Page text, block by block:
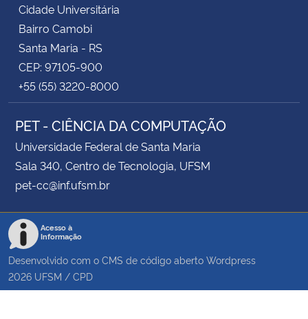
Cidade Universitária
Bairro Camobi
Santa Maria - RS
CEP: 97105-900
+55 (55) 3220-8000
PET - CIÊNCIA DA COMPUTAÇÃO
Universidade Federal de Santa Maria
Sala 340, Centro de Tecnologia, UFSM
pet-cc@inf.ufsm.br
Acesso à
Informação
Desenvolvido com o CMS de código aberto Wordpress
2026 UFSM / CPD